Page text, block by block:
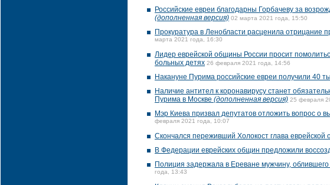
Российские евреи благодарны Горбачеву за
(дополненная версия) 02 марта 2021 года, 15:50
Прокуратура в Ленобласти расценила отрицание
марта 2021 года, 16:30
Лидер еврейской общины России просит
больных детях 26 февраля 2021 года, 14:56
Накануне Пурима российские евреи получили 40
Наличие антител к коронавирусу станет
Пурима в Москве (дополненная версия) 25 февраля
Мэр Киева призвал депутатов отложить вопрос
февраля 2021 года, 10:07
Скончался переживший Холокост глава еврейской
В Федерации еврейских общин предложили
Полиция задержала в Ереване мужчину,
года, 13:43